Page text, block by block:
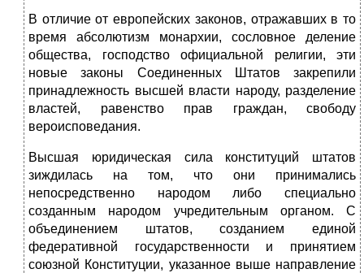
В отличие от европейских законов, отражавших в то
время абсолютизм монархии, сословное деление
общества, господство официальной религии, эти
новые законы Соединенных Штатов закрепили
принадлежность высшей власти народу, разделение
властей, равенство прав граждан, свободу
вероисповедания.
Высшая юридическая сила конституций штатов
зиждилась на том, что они принимались
непосредственно народом либо специально
созданным народом учредительным органом. С
объединением штатов, созданием единой
федеративной государственности и принятием
союзной Конституции, указанное выше направление